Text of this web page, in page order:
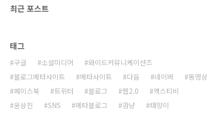
고 한다. 사실 복잡하고 어려..
최근 포스트
태그
구글 소셜미디어
와이드커뮤니케이션즈
블로그메타사이트
메타사이트 다음 네이버
동영상
페이스북
트위터 블로그 웹2.0
엑스티비
윤상진
SNS 메타블로그 깜냥
태양이